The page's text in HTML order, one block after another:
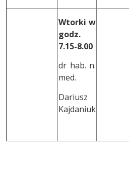
Wtorki w
godz.
7.15-8.00
dr hab. n.
med.
Dariusz
Kajdaniuk